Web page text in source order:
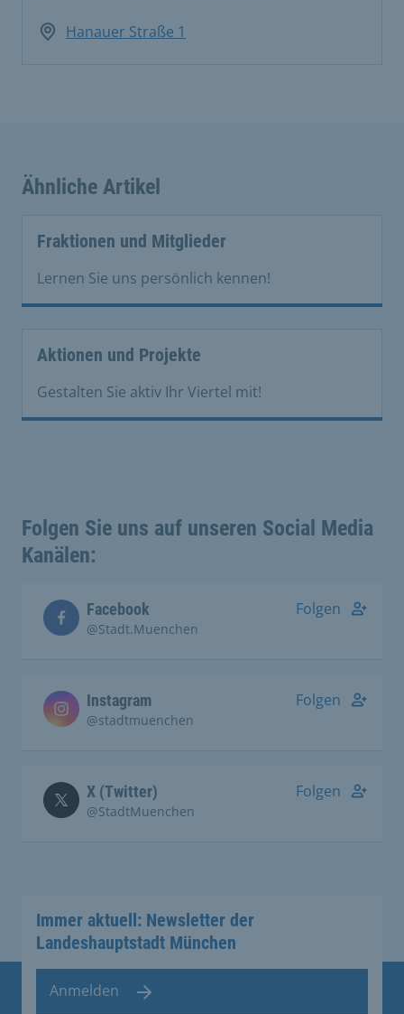
Hanauer Straße 1
Ähnliche Artikel
Fraktionen und Mitglieder
Lernen Sie uns persönlich kennen!
Aktionen und Projekte
Gestalten Sie aktiv Ihr Viertel mit!
Folgen Sie uns auf unseren Social Media
Kanälen:
Facebook
@Stadt.Muenchen
Folgen
Instagram
@stadtmuenchen
Folgen
X (Twitter)
@StadtMuenchen
Folgen
Immer aktuell: Newsletter der
Landeshauptstadt München
Anmelden